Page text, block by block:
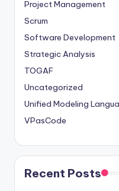
Project Management
Scrum
Software Development
Strategic Analysis
TOGAF
Uncategorized
Unified Modeling
VPasCode
Recent Posts